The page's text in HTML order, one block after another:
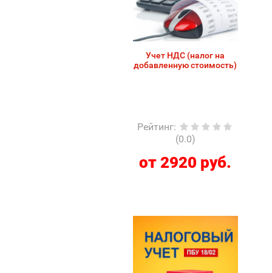
Учет НДС (налог на
добавленную стоимость)
Рейтинг:
(0.0)
от 2920 руб.